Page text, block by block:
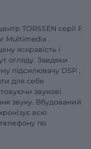
TORSSEN серії F
Multimedia .
яскравість і
огляду. Завдяки
підсилювачу DSP ,
для себе
звукові
звуку. Вбудований
всю
по